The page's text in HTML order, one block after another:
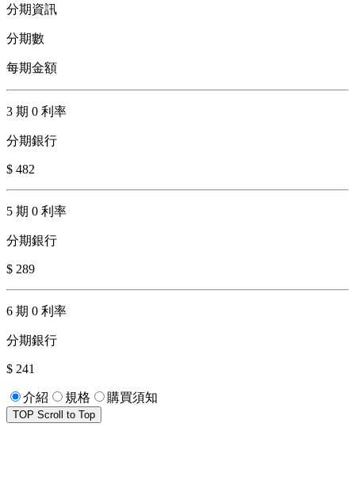
分期資訊
分期數
每期金額
3 期 0 利率
分期銀行
$ 482
5 期 0 利率
分期銀行
$ 289
6 期 0 利率
分期銀行
$ 241
介紹 規格 購買須知
TOP Scroll to Top